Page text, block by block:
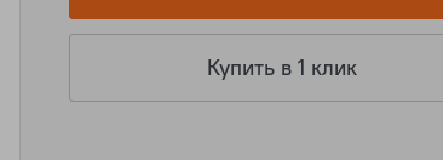
Купить в 1 клик